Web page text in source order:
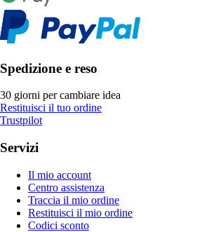
Spedizione e reso
30 giorni per cambiare idea
Restituisci il tuo ordine
Trustpilot
Servizi
Il mio account
Centro assistenza
Traccia il mio ordine
Restituisci il mio ordine
Codici sconto